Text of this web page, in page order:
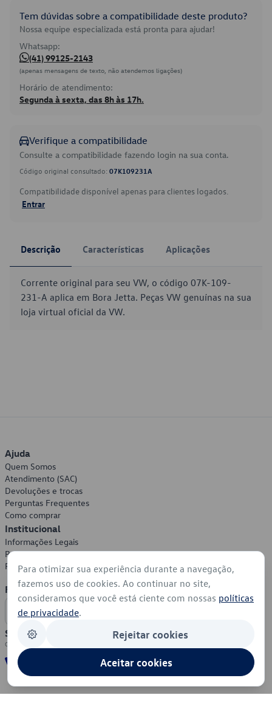
Tem dúvidas sobre a compatibilidade deste produto?
Nossa equipe especializada está pronta para ajudar!
Whatsapp:
(41) 99125-2143
(apenas mensagens de texto, não atendemos ligações)
Horário de atendimento:
Segunda à sexta, das 8h às 17h.
Verifique a compatibilidade
Consulte a compatibilidade fazendo login na sua conta.
Código original consultado: 07K109231A
Compatibilidade disponível apenas para clientes logados.
Entrar
Descrição Características Aplicações
Corrente original para seu VW, o código 07K-109-
231-A aplica em Bora Jetta. Peças VW genuínas na sua
loja virtual oficial da VW.
Ajuda
Quem Somos
Atendimento (SAC)
Devoluções e trocas
Perguntas Frequentes
Como comprar
Institucional
Informações Legais
Política de Privacidade
Política de Cookies
Formas de Pagamento
Segurança
Para otimizar sua experiência durante a navegação,
fazemos uso de cookies. Ao continuar no site,
consideramos que você está ciente com nossas políticas
de privacidade.
Rejeitar cookies
Aceitar cookies